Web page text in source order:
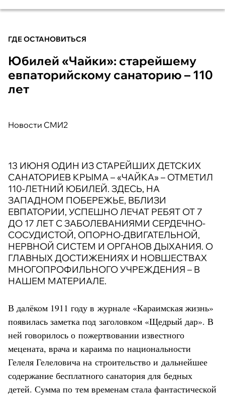
ГДЕ ОСТАНОВИТЬСЯ
Юбилей «Чайки»: старейшему
евпаторийскому санаторию – 110
лет
13 ИЮНЯ ОДИН ИЗ СТАРЕЙШИХ ДЕТСКИХ
САНАТОРИЕВ КРЫМА – «ЧАЙКА» – ОТМЕТИЛ
110-ЛЕТНИЙ ЮБИЛЕЙ. ЗДЕСЬ, НА
ЗАПАДНОМ ПОБЕРЕЖЬЕ, ВБЛИЗИ
ЕВПАТОРИИ, УСПЕШНО ЛЕЧАТ РЕБЯТ ОТ 7
ДО 17 ЛЕТ С ЗАБОЛЕВАНИЯМИ СЕРДЕЧНО-
СОСУДИСТОЙ, ОПОРНО-ДВИГАТЕЛЬНОЙ,
НЕРВНОЙ СИСТЕМ И ОРГАНОВ ДЫХАНИЯ. О
ГЛАВНЫХ ДОСТИЖЕНИЯХ И НОВШЕСТВАХ
МНОГОПРОФИЛЬНОГО УЧРЕЖДЕНИЯ – В
НАШЕМ МАТЕРИАЛЕ.
В далёком 1911 году в журнале «Караимская жизнь»
появилась заметка под заголовком «Щедрый дар». В
ней говорилось о пожертвовании известного
мецената, врача и караима по национальности
Гелеля Гелеловича на строительство и дальнейшее
содержание бесплатного санатория для бедных
детей. Сумма по тем временам стала фантастической
Новости СМИ2